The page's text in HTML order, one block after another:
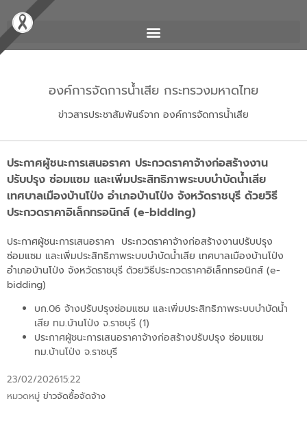
องค์การจัดการน้ำเสีย กระทรวงมหาดไทย
ข่าวสารประชาสัมพันธ์จาก องค์การจัดการน้ำเสีย
ประกาศผู้ชนะการเสนอราคา ประกวดราคาจ้างก่อสร้างงาน
ปรับปรุง ซ่อมแซม และเพิ่มประสิทธิภาพระบบบำบัดน้ำเสีย
เทศบาลเมืองบ้านโป่ง อำเภอบ้านโป่ง จังหวัดราชบุรี ด้วยวิธี
ประกวดราคาอิเล็กทรอนิกส์ (e-bidding)
ประกาศผู้ชนะการเสนอราคา ประกวดราคาจ้างก่อสร้างงานปรับปรุง
ซ่อมแซม และเพิ่มประสิทธิภาพระบบบำบัดน้ำเสีย เทศบาลเมืองบ้านโป่ง
อำเภอบ้านโป่ง จังหวัดราชบุรี ด้วยวิธีประกวดราคาอิเล็กทรอนิกส์ (e-
bidding)
บก.06 จ้างปรับปรุงซ่อมแซม และเพิ่มประสิทธิภาพระบบบำบัดน้ำ
เสีย ทม.บ้านโป่ง จ.ราชบุรี (1)
ประกาศผู้ชนะการเสนอราคาจ้างก่อสร้างปรับปรุง ซ่อมแซม
ทม.บ้านโป่ง จ.ราชบุรี
23/02/202615:22
หมวดหมู่ ข่าวจัดซื้อจัดจ้าง